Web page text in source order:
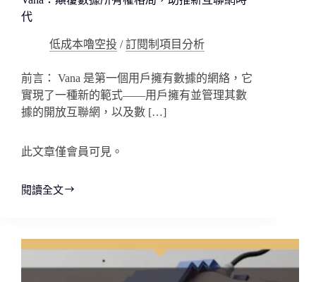
代
低成本嚕空投 /訂閱制項目分析
前言： Vana 是第一個用戶擁有數據的網絡，它
實現了一種新的範式——用戶擁有並管理其數
據的開放互聯網，以及數 […]
此文章僅會員可見。
閱讀全文
Vana：
數
所